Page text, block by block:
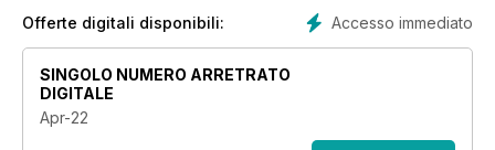
Accesso immediato
Offerte digitali disponibili:
SINGOLO NUMERO ARRETRATO
DIGITALE
Apr-22